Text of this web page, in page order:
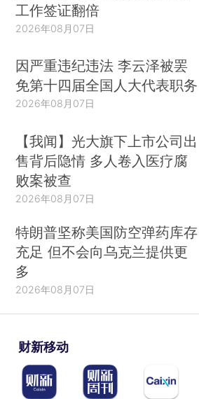
工作签证翻倍
2026年08月07日
因严重违纪违法 李云泽被罢
免第十四届全国人大代表职务
2026年08月07日
【我闻】光大旗下上市公司出
售背后隐情 多人卷入医疗腐
败案被查
2026年08月07日
特朗普坚称美国防空弹药库存
充足 但不会向乌克兰提供更
多
2026年08月07日
财新移动